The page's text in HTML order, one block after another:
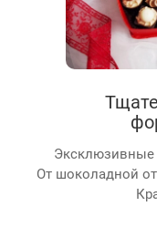
Эксклюзивные
От шоколадной